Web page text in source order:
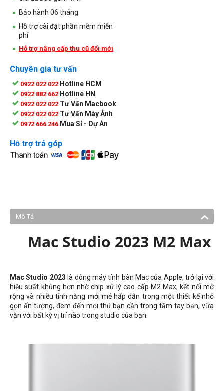
Bảo hành 06 tháng
Hỗ trợ cài đặt phần mềm miễn
phí
Hỗ trợ nâng cấp thu cũ đổi mới
Chuyên gia tư vấn
0922 022 022 Hotline HCM
0922 882 662 Hotline HN
0922 022 022 Tư Vấn Macbook
0922 022 022 Tư Vấn Máy Ảnh
0972 666 246 Mua Sỉ - Dự Án
Hỗ trợ trả góp
Mô Tả
Mac Studio 2023 M2 Max
Mac Studio 2023 là dòng máy tính bàn Mac của Apple, trở lại với
hiệu suất khủng hơn nhờ chip xử lý cao cấp M2 Max, kết nối mở
rộng và nhiều tính năng mới mẻ hấp dẫn trong một thiết kế nhỏ
gọn ấn tượng, đem đến mọi thứ bạn cần trong tầm tay bạn, vừa
vặn với bất kỳ vị trí nào trong studio của bạn.